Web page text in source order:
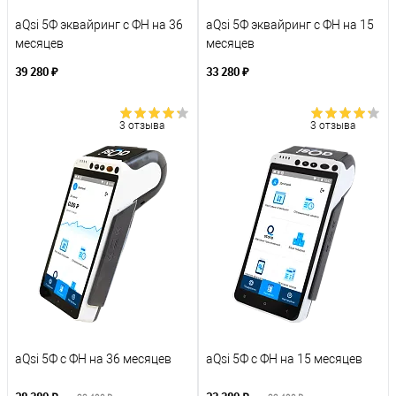
aQsi 5Ф эквайринг c ФН на 36
месяцев
39 280 ₽
В корзину
К сравнению
В избранное
В наличии
aQsi 5Ф эквайринг c ФН на 15
месяцев
33 280 ₽
В корзину
К сравнению
В избранное
В наличии
3 отзыва
aQsi 5Ф с ФН на 36 месяцев
3 отзыва
aQsi 5Ф с ФН на 15 месяцев